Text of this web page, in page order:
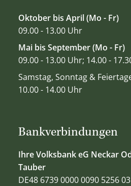
Bankverbindungen
Ihre Volksbank eG Neckar
Tauber
DE48 6739 0000 0090 5256 03
Oktober bis April (Mo - Fr)
09.00 - 13.00 Uhr
Mai bis September (Mo - Fr)
09.00 - 13.00 Uhr; 14.00 -
Samstag, Sonntag &
10.00 - 14.00 Uhr